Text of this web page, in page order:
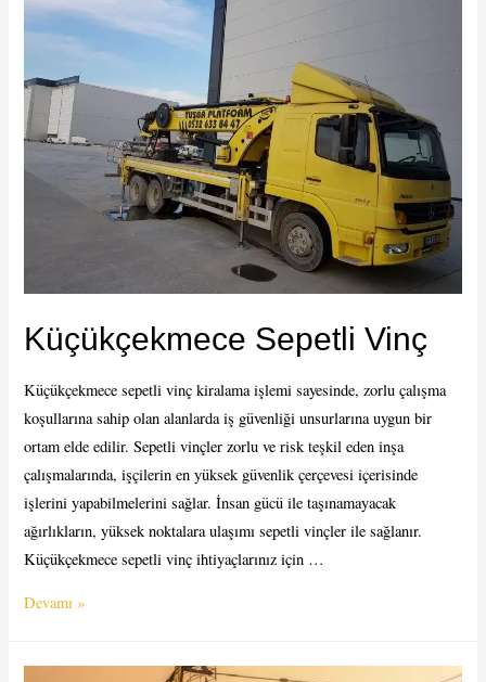
Küçükçekmece Sepetli Vinç
Küçükçekmece sepetli vinç kiralama işlemi sayesinde, zorlu çalışma
koşullarına sahip olan alanlarda iş güvenliği unsurlarına uygun bir
ortam elde edilir. Sepetli vinçler zorlu ve risk teşkil eden inşa
çalışmalarında, işçilerin en yüksek güvenlik çerçevesi içerisinde
işlerini yapabilmelerini sağlar. İnsan gücü ile taşınamayacak
ağırlıkların, yüksek noktalara ulaşımı sepetli vinçler ile sağlanır.
Küçükçekmece sepetli vinç ihtiyaçlarınız için …
Küçükçekmece
Devamı »